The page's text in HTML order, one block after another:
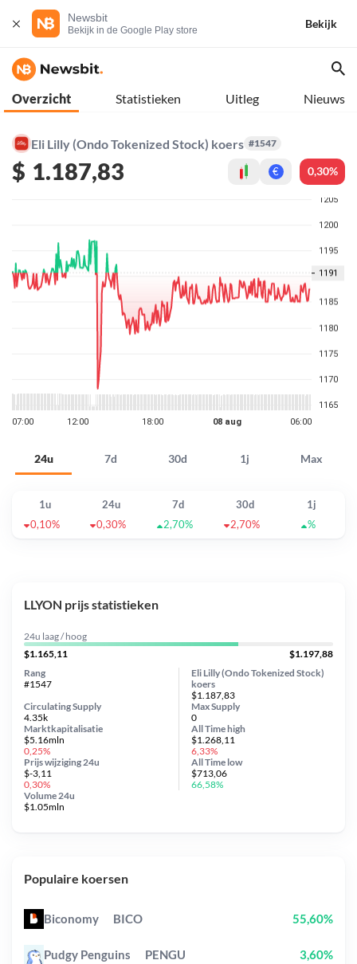
Newsbit
Bekijk in de Google Play store
Bekijk
Overzicht Statistieken Uitleg Nieuws
Eli Lilly (Ondo Tokenized Stock) koers #1547
$ 1.187,83 € 0,30%
24u 7d 30d 1j Max
1u 24u 7d 30d
1j
0,10%
0,30% 2,70% 2,70% %
LLYON prijs statistieken
24u laag / hoog
$1.165,11
$1.197,88
Eli Lilly (Ondo Tokenized Stock)
koers
$1.187,83
Circulating Supply
4.35k
Prijs wijziging 24u
$-3,11
0,30%
Max Supply
0
Marktkapitalisatie
$5.16mln
0,25%
Volume 24u
$1.05mln
Rang
#1547
All Timehigh
$1.268,11
6,33%
All Time low
$713,06
66,58%
Populaire koersen
Biconomy BICO 55,60%
Pudgy Penguins PENGU 3,60%